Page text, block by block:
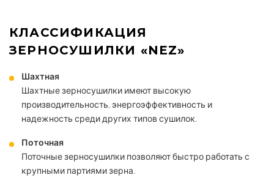
КЛАССИФИКАЦИЯ
ЗЕРНОСУШИЛКИ «NEZ»
Шахтная
Шахтные зерносушилки имеют высокую
производительность, энергоэффективность и
надежность среди других типов сушилок.
Поточная
Поточные зерносушилки позволяют быстро работать с
крупными партиями зерна.